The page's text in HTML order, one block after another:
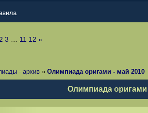
2 3 11 12 »
- архив » Олимпиада оригами - май 2010
Олимпиада оригами